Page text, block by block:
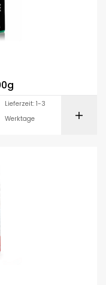
Lieferzeit: 1-3
Werktage